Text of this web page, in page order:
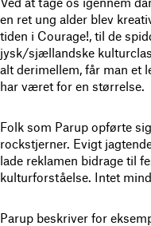
en ret ung alder blev
tiden i Courage!, til de
jysk/sjællandske
alt derimellem, får man et
har været for en størrelse.
Folk som Parup opførte
rockstjerner. Evigt
lade reklamen bidrage til
kulturforståelse. Intet
Parup beskriver for